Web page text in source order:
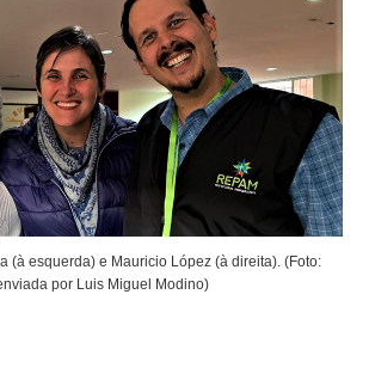
(à esquerda) e Mauricio López (à direita). (Foto:
por Luis Miguel Modino)